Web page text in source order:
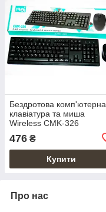
Бездротова комп'ютерна
клавіатура та миша
Wireless CMK-326
476 ₴
Купити
Про нас